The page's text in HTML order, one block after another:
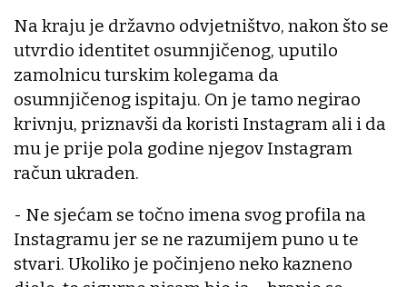
Na kraju je državno odvjetništvo, nakon što se
utvrdio identitet osumnjičenog, uputilo
zamolnicu turskim kolegama da
osumnjičenog ispitaju. On je tamo negirao
krivnju, priznavši da koristi Instagram ali i da
mu je prije pola godine njegov Instagram
račun ukraden.
- Ne sjećam se točno imena svog profila na
Instagramu jer se ne razumijem puno u te
stvari. Ukoliko je počinjeno neko kazneno